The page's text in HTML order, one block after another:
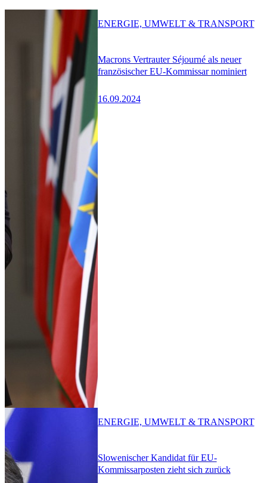
Macrons Vertrauter Séjourné als neuer
französischer EU-Kommissar nominiert
16.09.2024
ENERGIE, UMWELT & TRANSPORT
Slowenischer Kandidat für EU-
Kommissarposten zieht sich zurück
ENERGIE, UMWELT & TRANSPORT